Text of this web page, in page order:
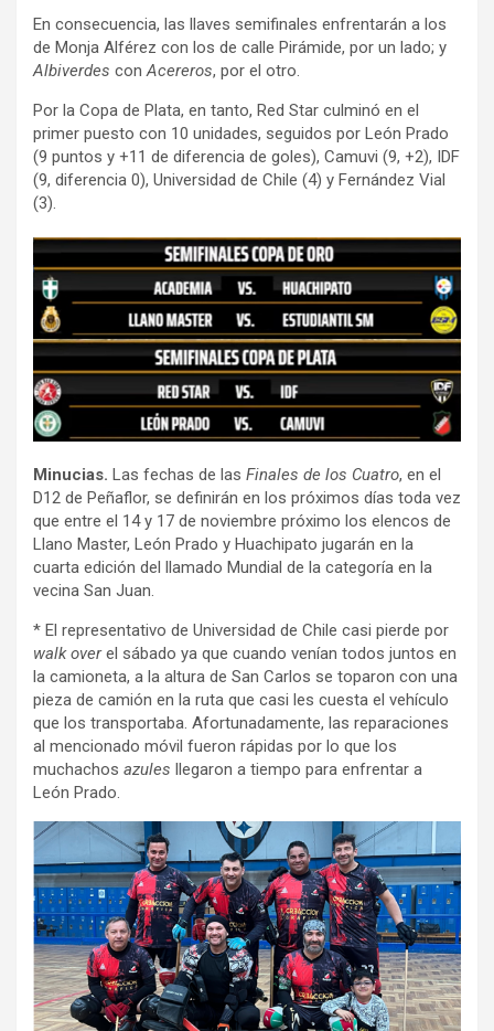
En consecuencia, las llaves semifinales enfrentarán a los
de Monja Alférez con los de calle Pirámide, por un lado; y
Albiverdes con Acereros, por el otro.
Por la Copa de Plata, en tanto, Red Star culminó en el
primer puesto con 10 unidades, seguidos por León Prado
(9 puntos y +11 de diferencia de goles), Camuvi (9, +2), IDF
(9, diferencia 0), Universidad de Chile (4) y Fernández Vial
(3).
Minucias. Las fechas de las Finales de los Cuatro, en el
D12 de Peñaflor, se definirán en los próximos días toda vez
que entre el 14 y 17 de noviembre próximo los elencos de
Llano Master, León Prado y Huachipato jugarán en la
cuarta edición del llamado Mundial de la categoría en la
vecina San Juan.
* El representativo de Universidad de Chile casi pierde por
walk overel sábado ya que cuando venían todos juntos en
la camioneta, a la altura de San Carlos se toparon con una
pieza de camión en la ruta que casi les cuesta el vehículo
que los transportaba. Afortunadamente, las reparaciones
al mencionado móvil fueron rápidas por lo que los
muchachos azules llegaron a tiempo para enfrentar a
León Prado.